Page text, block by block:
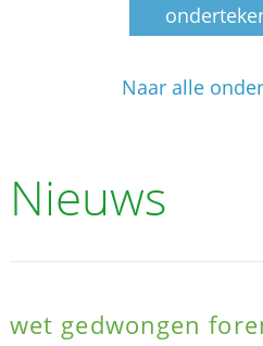
Naar alle
Nieuws
wet gedwongen